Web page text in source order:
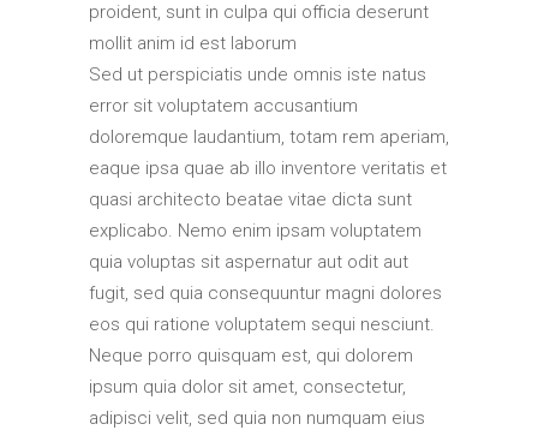
proident, sunt in culpa qui officia deserunt
mollit anim id est laborum
Sed ut perspiciatis unde omnis iste natus
error sit voluptatem accusantium
doloremque laudantium, totam rem aperiam,
eaque ipsa quae ab illo inventore veritatis et
quasi architecto beatae vitae dicta sunt
explicabo. Nemo enim ipsam voluptatem
quia voluptas sit aspernatur aut odit aut
fugit, sed quia consequuntur magni dolores
eos qui ratione voluptatem sequi nesciunt.
Neque porro quisquam est, qui dolorem
ipsum quia dolor sit amet, consectetur,
adipisci velit, sed quia non numquam eius